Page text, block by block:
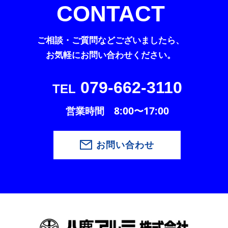
CONTACT
ご相談・ご質問などございましたら、
お気軽にお問い合わせください。
TEL 079-662-3110
営業時間 8:00〜17:00
お問い合わせ